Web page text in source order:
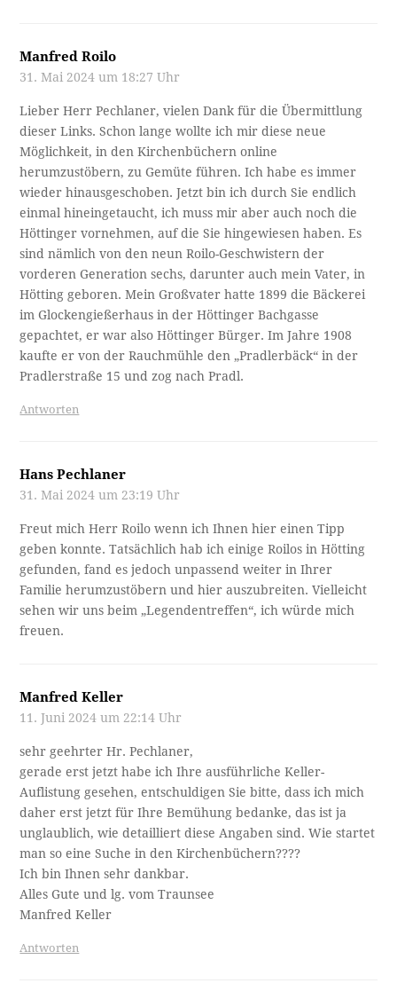
Manfred Roilo
31. Mai 2024 um 18:27 Uhr
Lieber Herr Pechlaner, vielen Dank für die Übermittlung
dieser Links. Schon lange wollte ich mir diese neue
Möglichkeit, in den Kirchenbüchern online
herumzustöbern, zu Gemüte führen. Ich habe es immer
wieder hinausgeschoben. Jetzt bin ich durch Sie endlich
einmal hineingetaucht, ich muss mir aber auch noch die
Höttinger vornehmen, auf die Sie hingewiesen haben. Es
sind nämlich von den neun Roilo-Geschwistern der
vorderen Generation sechs, darunter auch mein Vater, in
Hötting geboren. Mein Großvater hatte 1899 die Bäckerei
im Glockengießerhaus in der Höttinger Bachgasse
gepachtet, er war also Höttinger Bürger. Im Jahre 1908
kaufte er von der Rauchmühle den „Pradlerbäck“ in der
Pradlerstraße 15 und zog nach Pradl.
Antworten
Hans Pechlaner
31. Mai 2024 um 23:19 Uhr
Freut mich Herr Roilo wenn ich Ihnen hier einen Tipp
geben konnte. Tatsächlich hab ich einige Roilos in Hötting
gefunden, fand es jedoch unpassend weiter in Ihrer
Familie herumzustöbern und hier auszubreiten. Vielleicht
sehen wir uns beim „Legendentreffen“, ich würde mich
freuen.
Manfred Keller
11. Juni 2024 um 22:14 Uhr
sehr geehrter Hr. Pechlaner,
gerade erst jetzt habe ich Ihre ausführliche Keller-
Auflistung gesehen, entschuldigen Sie bitte, dass ich mich
daher erst jetzt für Ihre Bemühung bedanke, das ist ja
unglaublich, wie detailliert diese Angaben sind. Wie startet
man so eine Suche in den Kirchenbüchern????
Ich bin Ihnen sehr dankbar.
Alles Gute und lg. vom Traunsee
Manfred Keller
Antworten